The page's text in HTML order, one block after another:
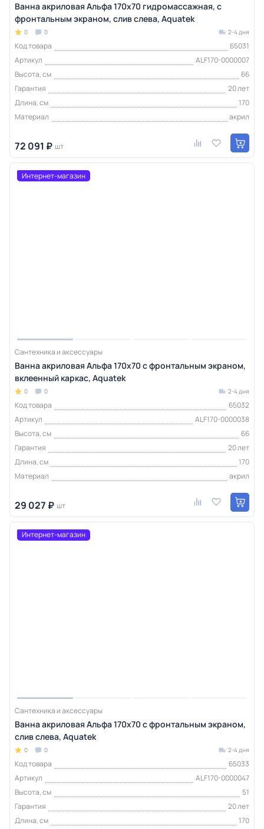
Ванна акриловая Альфа 170х70 гидромассажная, с
фронтальным экраном, слив слева, Aquatek
0 0 2-4 дня
Код товара
65031
Артикул
ALF170-0000007
Высота, см
66
Гарантия
20 лет
Длина, см
170
Материал
акрил
72 091 ₽ шт
Интернет-магазин
Сантехника и аксессуары
Ванна акриловая Альфа 170х70 с фронтальным экраном,
вклеенный каркас, Aquatek
0 0 2-4 дня
Код товара
65032
Артикул
ALF170-0000038
Высота, см
66
Гарантия
20 лет
Длина, см
170
Материал
акрил
29 027 ₽ шт
Интернет-магазин
Сантехника и аксессуары
Ванна акриловая Альфа 170х70 с фронтальным экраном,
слив слева, Aquatek
0 0 2-4 дня
Код товара
65033
Артикул
ALF170-0000047
Высота, см
51
Гарантия
20 лет
Длина, см
170